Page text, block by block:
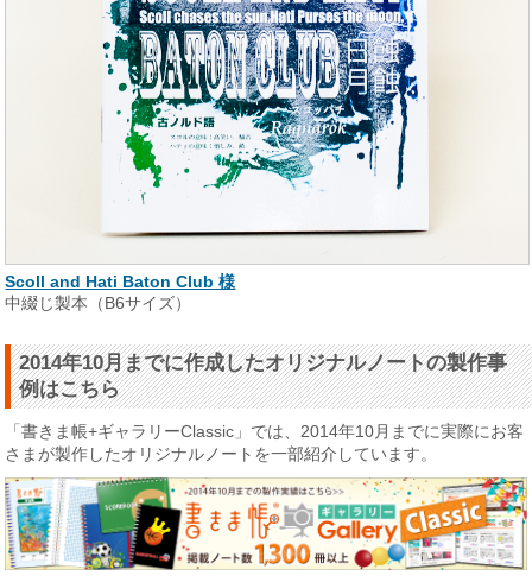
Scoll and Hati Baton Club 様
中綴じ製本（B6サイズ）
2014年10月までに作成したオリジナルノートの製作事
例はこちら
「書きま帳+ギャラリーClassic」では、2014年10月までに実際にお客
さまが製作したオリジナルノートを一部紹介しています。